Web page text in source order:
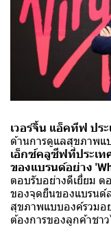
เวอร์จิ้น แอ็คทีฟ ปร
ด้านการดูแลสุขภาพแ
เอ็กซ์คลูซีฟที่ประเท
ของแบรนด์อย่าง
ตอบรับอย่างดีเยี่ยม
ของจุดยืนของแบรนด์
สุขภาพแบบองค์รวมอ
ต้องการของลูกค้าชา